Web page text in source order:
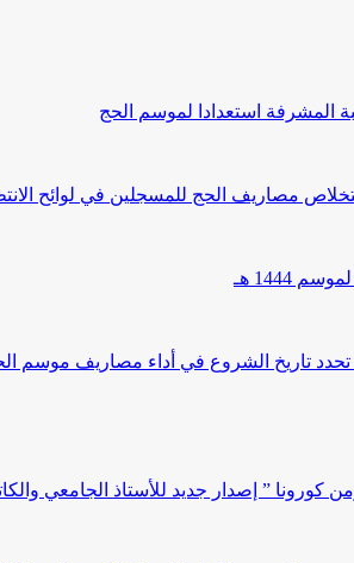
المشرفة استعدادا لموسم الحج
مصاريف الحج للمسجلين في لوائح
1444 هـ
تاريخ الشروع في أداء مصاريف موسم الحج
كورونا ” إصدار جديد للأستاذ الجامعي